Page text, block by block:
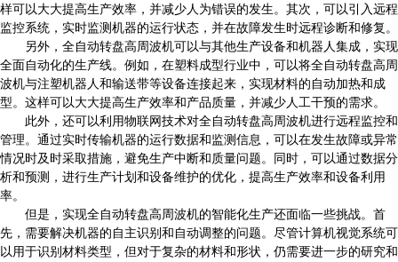
样可以大大提高生产效率，并减少人为错误的发生。其次，可以引入远程
监控系统，实时监测机器的运行状态，并在故障发生时远程诊断和修复。
另外，全自动转盘高周波机可以与其他生产设备和机器人集成，实现
全面自动化的生产线。例如，在塑料成型行业中，可以将全自动转盘高周
波机与注塑机器人和输送带等设备连接起来，实现材料的自动加热和成
型。这样可以大大提高生产效率和产品质量，并减少人工干预的需求。
此外，还可以利用物联网技术对全自动转盘高周波机进行远程监控和
管理。通过实时传输机器的运行数据和监测信息，可以在发生故障或异常
情况时及时采取措施，避免生产中断和质量问题。同时，可以通过数据分
析和预测，进行生产计划和设备维护的优化，提高生产效率和设备利用
率。
但是，实现全自动转盘高周波机的智能化生产还面临一些挑战。首
先，需要解决机器的自主识别和自动调整的问题。尽管计算机视觉系统可
以用于识别材料类型，但对于复杂的材料和形状，仍需要进一步的研究和